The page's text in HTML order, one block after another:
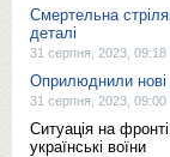
Смертельна
деталі
31 серпня, 2023, 09:18
Оприлюднили нові
31 серпня, 2023, 09:00
Ситуація на
українські воїни